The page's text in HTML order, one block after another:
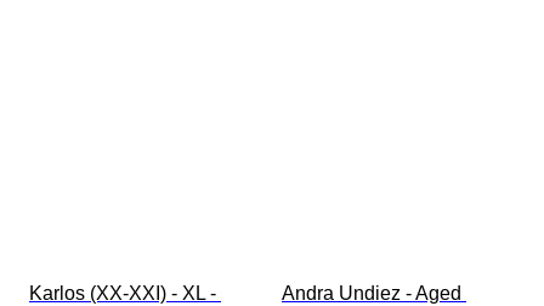
Karlos (XX-XXI) - XL -
Andra Undiez - Aged